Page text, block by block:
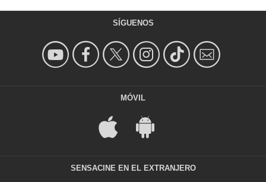
SÍGUENOS
MÓVIL
SENSACINE EN EL EXTRANJERO